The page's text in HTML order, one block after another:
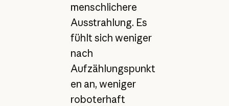
menschlichere
Ausstrahlung. Es
fühlt sich weniger
nach
Aufzählungspunkt
en an, weniger
roboterhaft